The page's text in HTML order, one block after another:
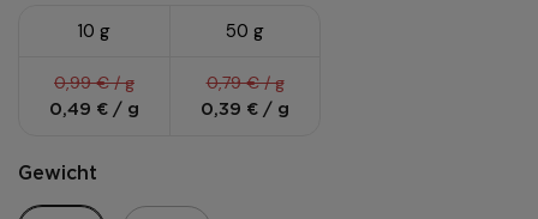
10 g
0,99 € / g
0,49 € / g
50 g
0,79 € / g
0,39 € / g
Gewicht